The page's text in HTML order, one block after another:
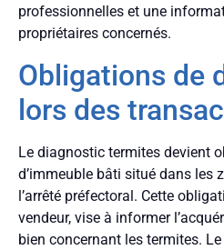
professionnelles et une
propriétaires concernés.
Obligations de
lors des
Le diagnostic termites devient
d’immeuble bâti situé dans les
l’arrêté préfectoral. Cette
vendeur, vise à informer
bien concernant les termites.